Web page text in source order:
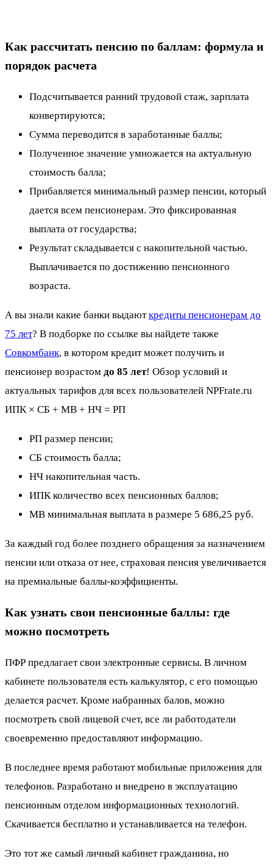
Как рассчитать пенсию по баллам: формула и
порядок расчета
Подсчитывается ранний трудовой стаж, зарплата
конвертируются;
Сумма переводится в заработанные баллы;
Полученное значение умножается на актуальную
стоимость балла;
Прибавляется минимальный размер пенсии, который
дается всем пенсионерам. Это фиксированная
выплата от государства;
Результат складывается с накопительной частью.
Выплачивается по достижению пенсионного
возраста.
А вы знали какие банки выдаюткредиты пенсионерам до
75 лет? В подборке по ссылке вы найдете также
Совкомбанк, в котором кредит может получить и
пенсионер возрастом до 85 лет! Обзор условий и
актуальных тарифов для всех пользователей NPFrate.ru
ИПК × СБ + МВ + НЧ = РП
РП размер пенсии;
СБ стоимость балла;
НЧ накопительная часть.
ИПК количество всех пенсионных баллов;
МВ минимальная выплата в размере 5 686,25 руб.
За каждый год более позднего обращения за назначением
пенсии или отказа от нее, страховая пенсия увеличивается
на премиальные баллы-коэффициенты.
Как узнать свои пенсионные баллы: где
можно посмотреть
ПФР предлагает свои электронные сервисы. В личном
кабинете пользователя есть калькулятор, с его помощью
делается расчет. Кроме набранных балов, можно
посмотреть свой лицевой счет, все ли работодатели
своевременно предоставляют информацию.
В последнее время работают мобильные приложения для
телефонов. Разработано и внедрено в эксплуатацию
пенсионным отделом информационных технологий.
Скачивается бесплатно и устанавливается на телефон.
Это тот же самый личный кабинет гражданина, но